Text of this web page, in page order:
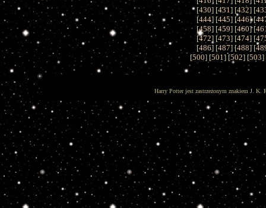
[430] [431] [432] [
[444] [445] [446] [
[458] [459] [460] [
[472] [473] [474] [
[486] [487] [488] [
[500] [501] [502] [503]
Harry Potter jest zastrzeżonym znakiem J. K.